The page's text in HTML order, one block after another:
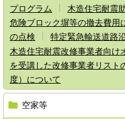
プログラム
木造住宅耐震
危険ブロック塀等の撤去費用
の点検
特定緊急輸送道路
木造住宅耐震改修事業者向け
を受講した改修事業者リスト
度）について
空家等